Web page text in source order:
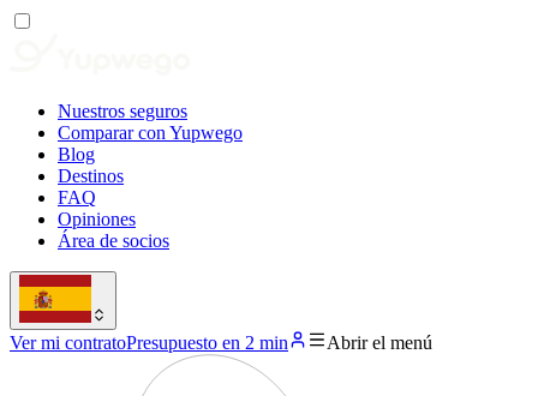
Nuestros seguros
Comparar con Yupwego
Blog
Destinos
FAQ
Opiniones
Área de socios
Ver mi contratoPresupuesto en 2 min Abrir el menú